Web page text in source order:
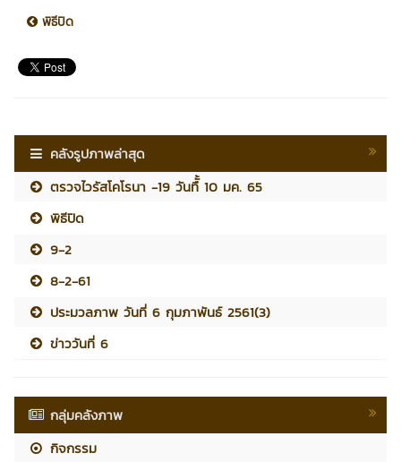
พิธีปิด
คลังรูปภาพล่าสุด
ตรวจไวรัสโคโรนา -19 วันทืั้ 10 มค. 65
พิธีปิด
9-2
8-2-61
ประมวลภาพ วันที่ 6 กุมภาพันธ์ 2561(3)
ข่าววันที่ 6
กลุ่มคลังภาพ
กิจกรรม